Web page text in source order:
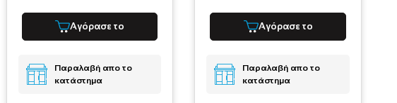
Αγόρασε το
Παραλαβή απο το
κατάστημα
Αγόρασε το
Παραλαβή απο το
κατάστημα